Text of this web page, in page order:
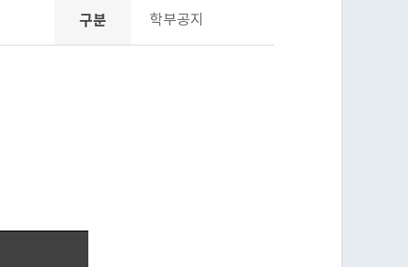
구분 학부공지